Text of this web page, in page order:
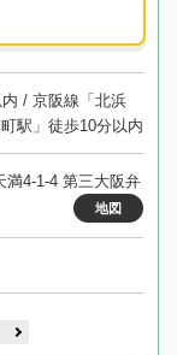
/ 京阪線「北浜
駅」徒歩10分以内
満4-1-4 第三大阪弁
地図